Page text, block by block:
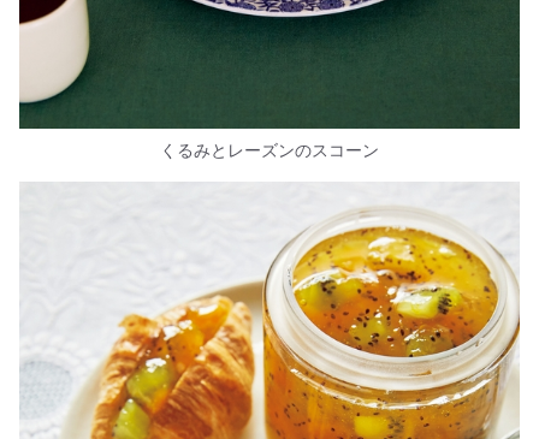
くるみとレーズンのスコーン